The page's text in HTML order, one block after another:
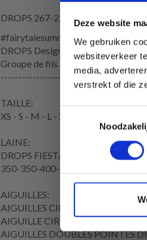
Deze website
We gebruiken
websiteverkeer
media,
verstrekt of die
Toestemmingsselectie
DROPS 267-22
#fairytalesummercardigan
DROPS Design: Modèle fs-047
Groupe de fils
TAILLE:
XS - S - M - L - XL - XXL - XXXL
LAINE:
DROPS FIESTA de Garnstudio
350-350-400-450-500-550-600 g
AIGUILLES:
AIGUILLES CIRCULAIRES DROPS
AIGUILLE CIRCULAIREDROPS n°
AIGUILLES DOUBLES POINTES